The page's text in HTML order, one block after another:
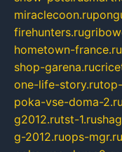
miraclecoon.ru
firehunters.ru
hometown-france.ru
shop-garena.ru
one-life-story.ru
poka-vse-doma-2.ru
g2012.rutst-1.ru
g-2012.ruops-mgr.ru